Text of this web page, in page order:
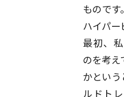
もので
ハイパ
最初、
のを考え
かとい
ルドト